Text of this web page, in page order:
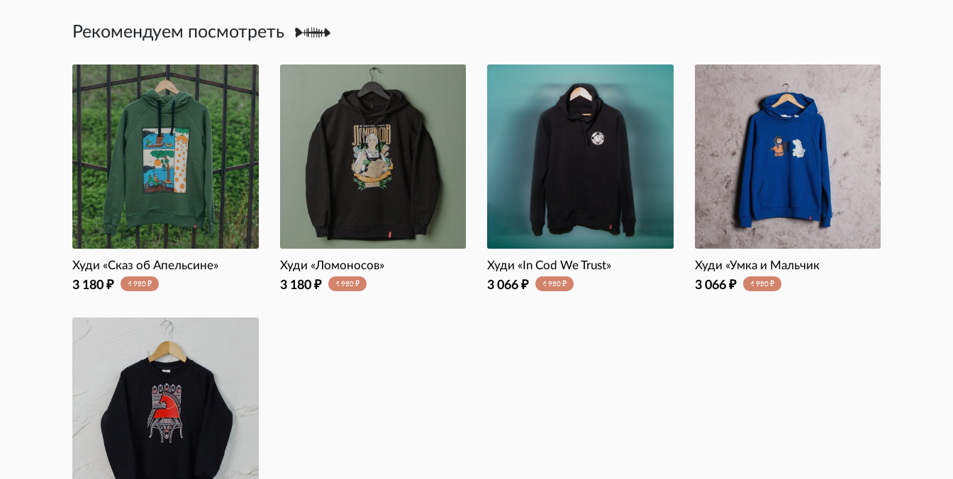
Рекомендуем посмотреть
Худи «Сказ об Апельсине»
3 180 ₽ 4 980 ₽
Худи «Ломоносов»
3 180 ₽ 4 980 ₽
Худи «In Cod We Trust»
3 066 ₽ 4 980 ₽
Худи «Умка и Мальчик
3 066 ₽ 4 980 ₽